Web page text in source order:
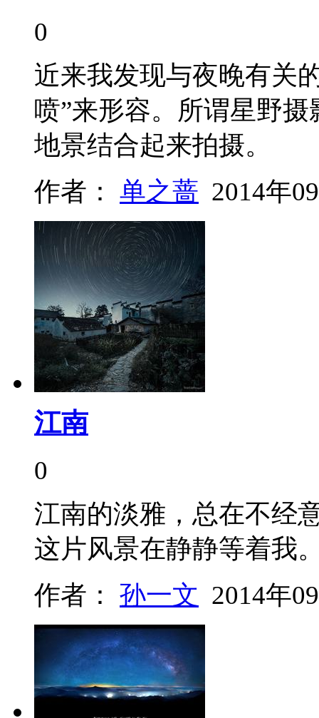
0
近来我发现与夜晚有关
喷”来形容。所谓星野
地景结合起来拍摄。
作者： 单之蔷 2014年
江南
0
江南的淡雅，总在不经
这片风景在静静等着我
作者： 孙一文 2014年